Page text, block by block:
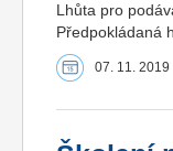
Lhůta pro
Předpokládaná
07. 11. 2019